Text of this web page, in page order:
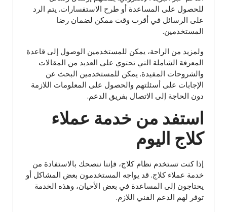
للحصول على المساعدة أو طرح الاستفسارات. يتم الرد
على الرسائل في أقرب وقت ممكن لضمان رضا
المستخدمين.
ولمزيد من الراحة، يمكن للمستخدمين الوصول إلى قاعدة
المعرفة الشاملة التي تحتوي على العديد من المقالات
والشروحات المفيدة. يمكن للمستخدمين البحث عن
الإجابات على أسئلتهم والحصول على المعلومات اللازمة
دون الحاجة إلى الاتصال بفريق الدعم.
استفد من خدمة عملاء
كلاج اليوم
إذا كنت تستخدم نظام كلاج، فإننا ننصحك بالاستفادة من
خدمة عملاء كلاج. قد يواجه المستخدمون بعض المشاكل أو
يحتاجون إلى المساعدة في بعض الأحيان، وهذه الخدمة
توفر لهم الدعم الفني اللازم.